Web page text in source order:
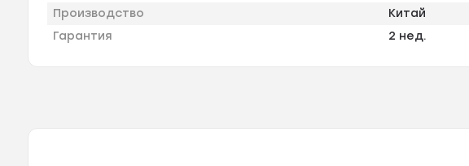
Производство
Китай
Гарантия
2 нед.